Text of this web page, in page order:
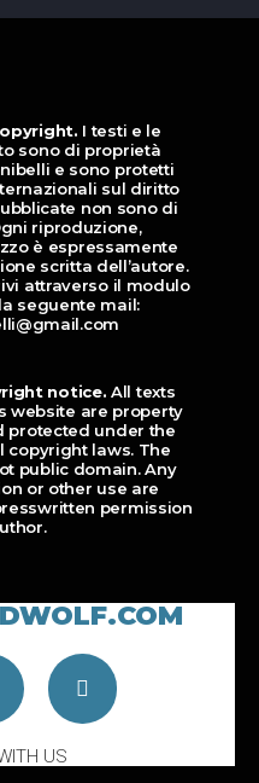
I testi e le
sono di proprietà
e sono protetti
sul diritto
non sono di
riproduzione,
è espressamente
scritta dell’autore.
attraverso il modulo
seguente mail:
notice. All texts
website are property
protected under the
copyright laws. The
public domain. Any
or other use are
permission
US